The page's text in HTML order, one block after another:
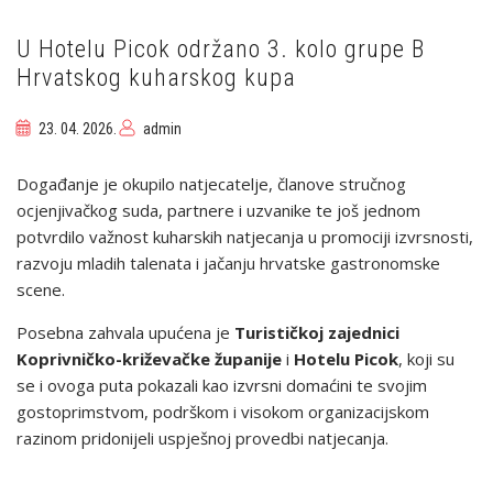
IZMIRU
I
BUDVI
U Hotelu Picok održano 3. kolo grupe B
Hrvatskog kuharskog kupa
23. 04. 2026. admin
Događanje je okupilo natjecatelje, članove stručnog
ocjenjivačkog suda, partnere i uzvanike te još jednom
potvrdilo važnost kuharskih natjecanja u promociji izvrsnosti,
razvoju mladih talenata i jačanju hrvatske gastronomske
scene.
Posebna zahvala upućena je Turističkoj zajednici
Koprivničko-križevačke županije i Hotelu Picok, koji su
se i ovoga puta pokazali kao izvrsni domaćini te svojim
gostoprimstvom, podrškom i visokom organizacijskom
razinom pridonijeli uspješnoj provedbi natjecanja.